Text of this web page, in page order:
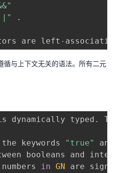
.
are left
-
与上下文无关的语法。所有二元
dynamically typed .
the keywords "true"
booleans and
in GN are